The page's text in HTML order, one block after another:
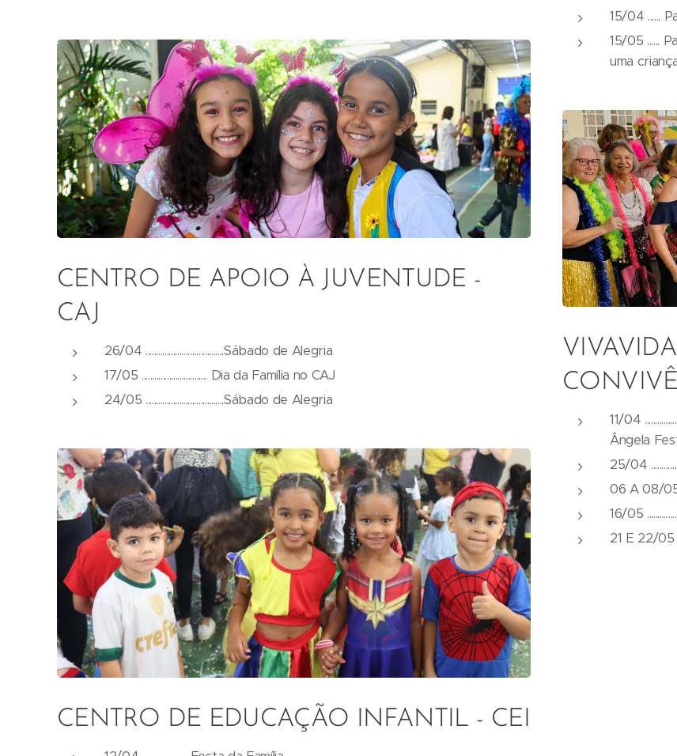
CENTRO DE APOIO À JUVENTUDE -
CAJ
26/04 .....................................Sábado de Alegria
17/05 ............................... Dia da Família no CAJ
24/05 .....................................Sábado de Alegria
CENTRO DE EDUCAÇÃO INFANTIL - CEI
15/04 ......
15/05 ......
uma
11/04
Ângela
25/04
06 A 08/05
16/05
21 E 22/05